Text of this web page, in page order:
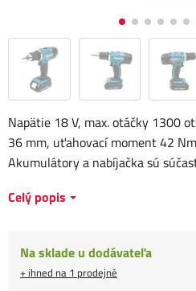
Napätie 18 V, max. otáčky 1300
36 mm, uťahovací moment 42
Akumulátory a nabíjačka sú
Celý popis
Na sklade u dodávateľa
+ ihned na 1 prodejně